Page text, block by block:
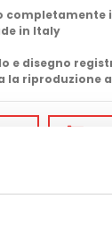
completamente
in Italy
e disegno
la riproduzione